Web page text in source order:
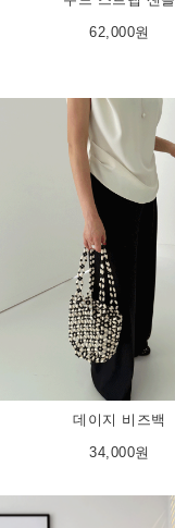
62,000원
데이지 비즈백
34,000원